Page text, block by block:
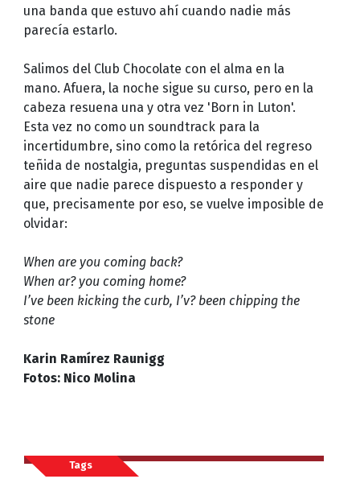
una banda que estuvo ahí cuando nadie más
parecía estarlo.
Salimos del Club Chocolate con el alma en la
mano. Afuera, la noche sigue su curso, pero en la
cabeza resuena una y otra vez 'Born in Luton'.
Esta vez no como un soundtrack para la
incertidumbre, sino como la retórica del regreso
teñida de nostalgia, preguntas suspendidas en el
aire que nadie parece dispuesto a responder y
que, precisamente por eso, se vuelve imposible de
olvidar:
When are you coming back?
When ar? you coming home?
I’ve been kicking the curb, I’v? been chipping the
stone
Karin Ramírez Raunigg
Fotos: Nico Molina
Tags